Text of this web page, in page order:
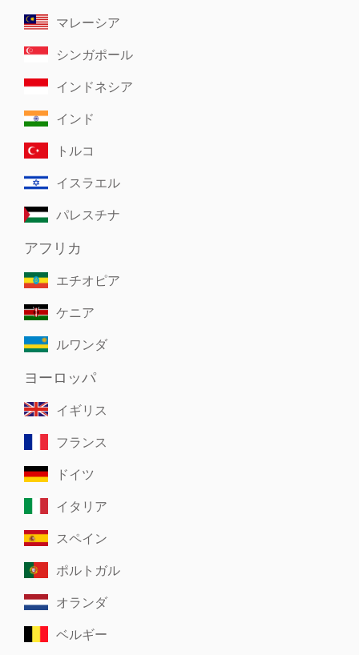
マレーシア
シンガポール
インドネシア
インド
トルコ
イスラエル
パレスチナ
アフリカ
エチオピア
ケニア
ルワンダ
ヨーロッパ
イギリス
フランス
ドイツ
イタリア
スペイン
ポルトガル
オランダ
ベルギー